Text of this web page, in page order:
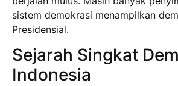
sistem demokrasi menampilkan
Presidensial.
Sejarah Singkat
Indonesia